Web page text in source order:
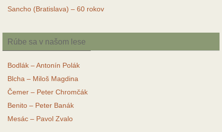
Sancho (Bratislava) – 60 rokov
Rúbe sa v našom lese
Bodlák – Antonín Polák
Blcha – Miloš Magdina
Čemer – Peter Chromčák
Benito – Peter Banák
Mesác – Pavol Zvalo